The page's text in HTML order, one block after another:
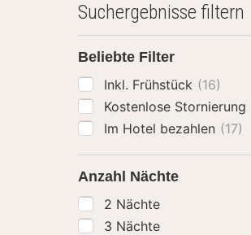
Suchergebnisse filtern
Beliebte Filter
Inkl. Frühstück (16)
Kostenlose Stornierung
Im Hotel bezahlen (17)
Anzahl Nächte
2 Nächte
3 Nächte